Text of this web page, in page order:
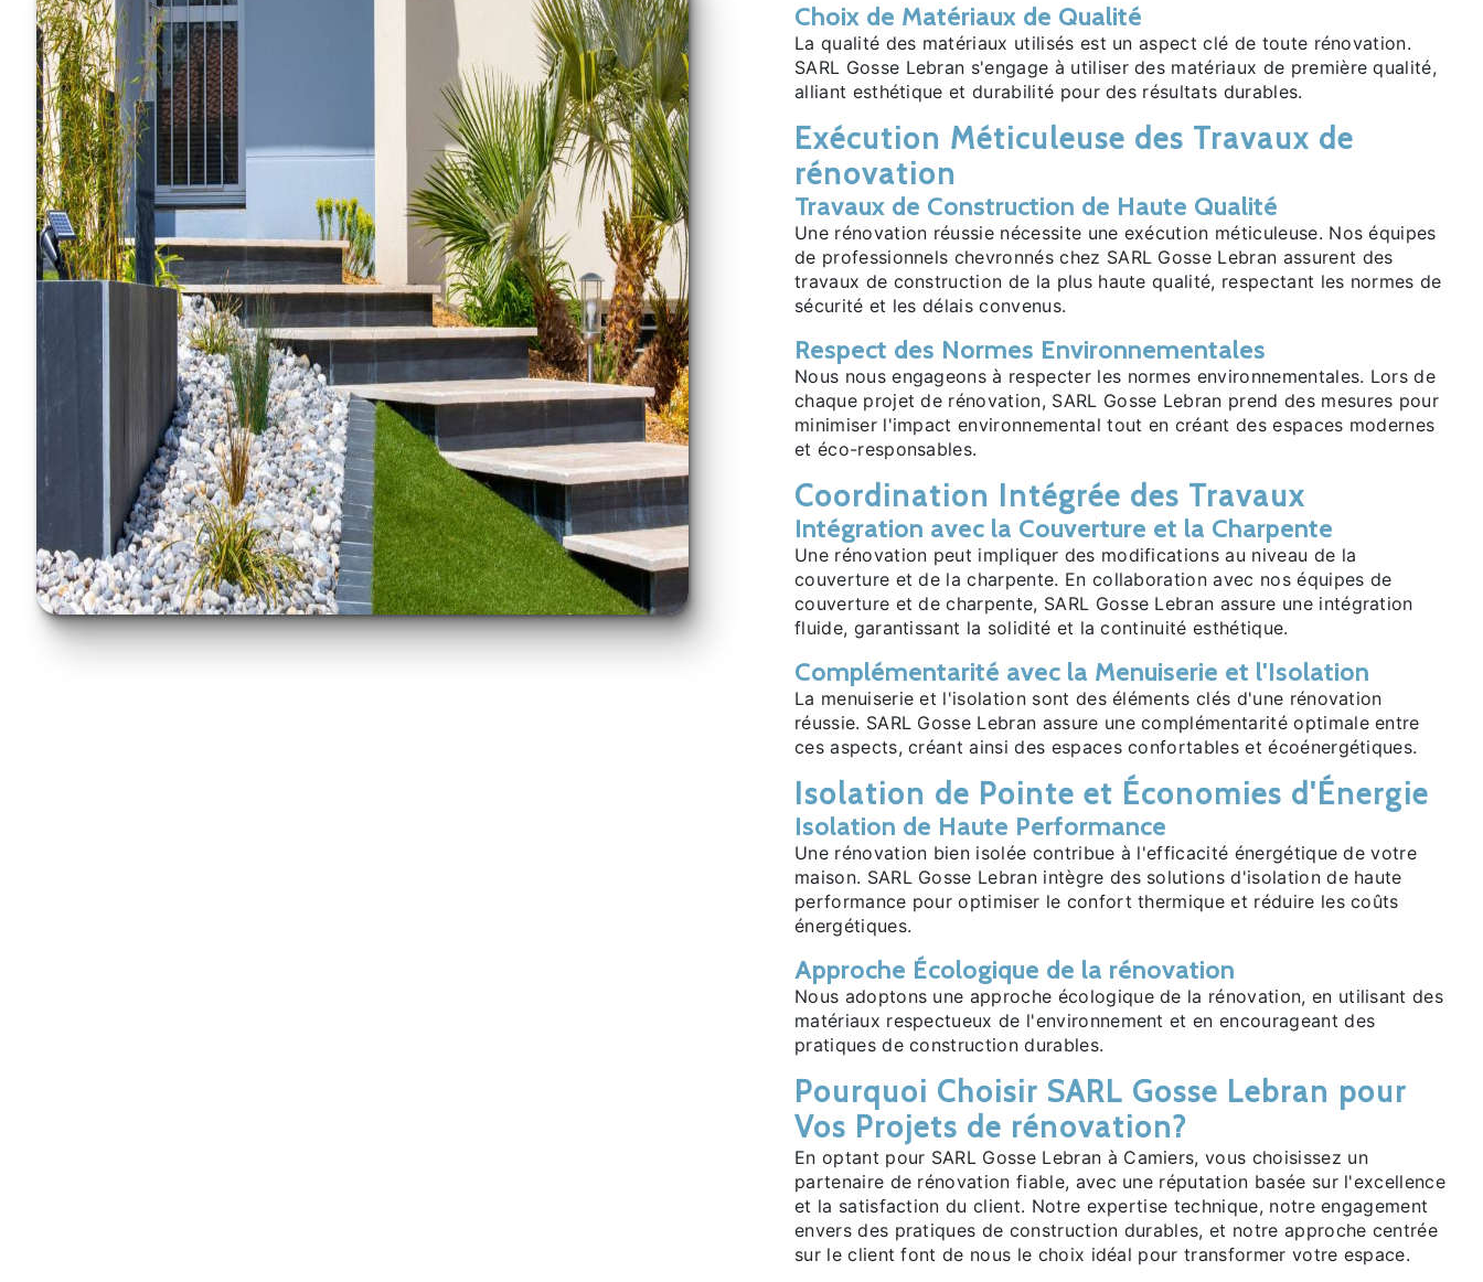
Choix de Matériaux de Qualité
La qualité des matériaux utilisés est un aspect clé de toute rénovation.
SARL Gosse Lebran s'engage à utiliser des matériaux de première qualité,
alliant esthétique et durabilité pour des résultats durables.
Exécution Méticuleuse des Travaux de
rénovation
Travaux de Construction de Haute Qualité
Une rénovation réussie nécessite une exécution méticuleuse. Nos équipes
de professionnels chevronnés chez SARL Gosse Lebran assurent des
travaux de construction de la plus haute qualité, respectant les normes de
sécurité et les délais convenus.
Respect des Normes Environnementales
Nous nous engageons à respecter les normes environnementales. Lors de
chaque projet de rénovation, SARL Gosse Lebran prend des mesures pour
minimiser l'impact environnemental tout en créant des espaces modernes
et éco-responsables.
Coordination Intégrée des Travaux
Intégration avec la Couverture et la Charpente
Une rénovation peut impliquer des modifications au niveau de la
couverture et de la charpente. En collaboration avec nos équipes de
couverture et de charpente, SARL Gosse Lebran assure une intégration
fluide, garantissant la solidité et la continuité esthétique.
Complémentarité avec la Menuiserie et l'Isolation
La menuiserie et l'isolation sont des éléments clés d'une rénovation
réussie. SARL Gosse Lebran assure une complémentarité optimale entre
ces aspects, créant ainsi des espaces confortables et écoénergétiques.
Isolation de Pointe et Économies d'Énergie
Isolation de Haute Performance
Une rénovation bien isolée contribue à l'efficacité énergétique de votre
maison. SARL Gosse Lebran intègre des solutions d'isolation de haute
performance pour optimiser le confort thermique et réduire les coûts
énergétiques.
Approche Écologique de la rénovation
Nous adoptons une approche écologique de la rénovation, en utilisant des
matériaux respectueux de l'environnement et en encourageant des
pratiques de construction durables.
Pourquoi Choisir SARL Gosse Lebran pour
Vos Projets de rénovation?
En optant pour SARL Gosse Lebran à Camiers, vous choisissez un
partenaire de rénovation fiable, avec une réputation basée sur l'excellence
et la satisfaction du client. Notre expertise technique, notre engagement
envers des pratiques de construction durables, et notre approche centrée
sur le client font de nous le choix idéal pour transformer votre espace.